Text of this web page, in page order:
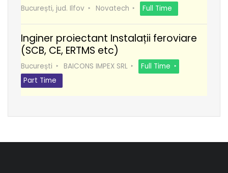
București, jud. Ilfov Novatech Full Time
Inginer proiectant Instalații feroviare
(SCB, CE, ERTMS etc)
București BAICONS IMPEX SRL
Full Time
Part Time